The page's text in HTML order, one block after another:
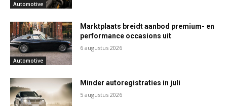
Automotive
Automotive
Marktplaats breidt aanbod premium- en
performance occasions uit
6 augustus 2026
Minder autoregistraties in juli
5 augustus 2026